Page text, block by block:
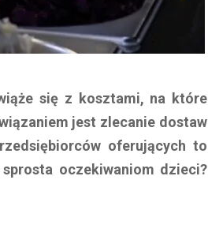
się z kosztami, na które
jest zlecanie dostaw
oferujących to
oczekiwaniom dzieci?